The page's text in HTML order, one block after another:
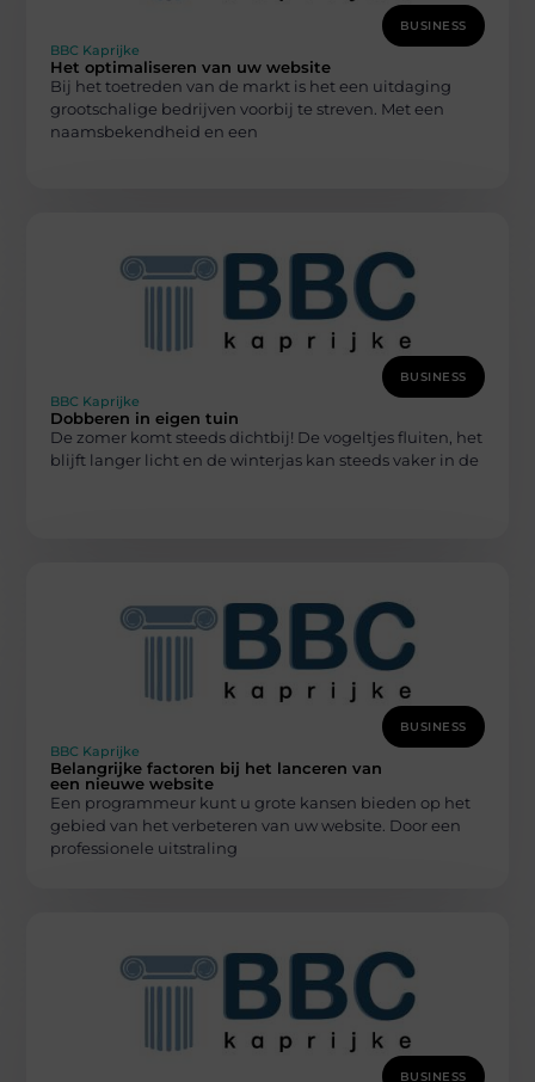
BUSINESS
BBC Kaprijke
Het optimaliseren van uw website
Bij het toetreden van de markt is het een uitdaging
grootschalige bedrijven voorbij te streven. Met een
naamsbekendheid en een
BUSINESS
BBC Kaprijke
Dobberen in eigen tuin
De zomer komt steeds dichtbij! De vogeltjes fluiten, het
blijft langer licht en de winterjas kan steeds vaker in de
BUSINESS
BBC Kaprijke
Belangrijke factoren bij het lanceren van
een nieuwe website
Een programmeur kunt u grote kansen bieden op het
gebied van het verbeteren van uw website. Door een
professionele uitstraling
BUSINESS